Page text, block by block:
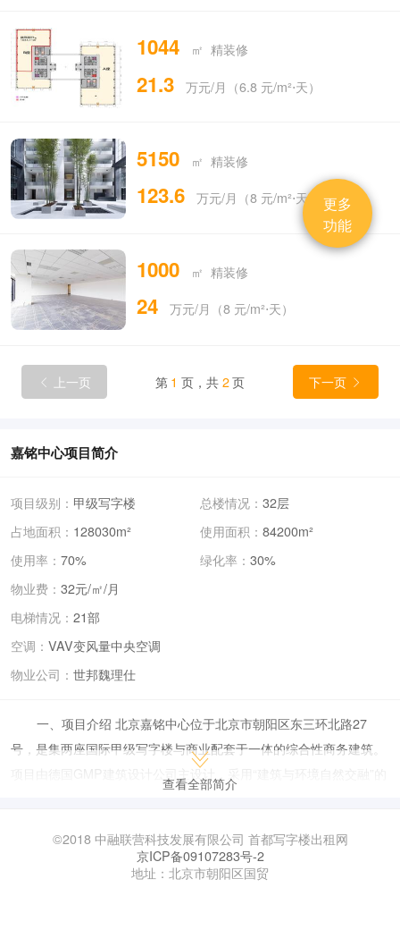
1044 ㎡ 精装修
21.3 万元/月（6.8 元/m²⋅天）
5150 ㎡ 精装修
123.6 万元/月（8 元/m²⋅天）
1000 ㎡ 精装修
24 万元/月（8 元/m²⋅天）
 上一页 第 1 页，共 2页 下一页 
嘉铭中心项目简介
项目级别： 甲级写字楼 总楼情况： 32层
占地面积： 128030m² 使用面积： 84200m²
使用率： 70% 绿化率： 30%
物业费： 32元/㎡/月
电梯情况： 21部
空调： VAV变风量中央空调
物业公司： 世邦魏理仕
一、项目介绍 北京嘉铭中心位于北京市朝阳区东三环北路27
号，是集两座国际甲级写字楼与商业配套于一体的综合性商务建筑。
项目由德国GMP建筑设计公司主设计，采用“建筑与环境自然交融”的
米。其核心亮点包括： 83米全玻璃单索网幕阳光大堂，南北通透，
绿植与水景结合，营造舒适商务环境。 双层呼吸式玻璃幕墙，兼具节
查看全部简介
更多
功能
©2018 中融联营科技发展有限公司 首都写字楼出租网
京ICP备09107283号-2
地址：北京市朝阳区国贸